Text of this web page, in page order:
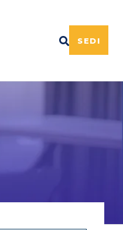
SEDI